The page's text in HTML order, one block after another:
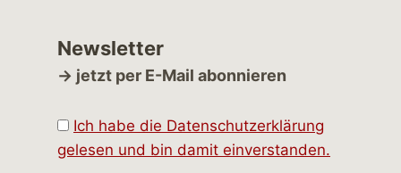
Newsletter
→ jetzt per E-Mail abonnieren
Ich habe die Datenschutzerklärung
gelesen und bin damit einverstanden.